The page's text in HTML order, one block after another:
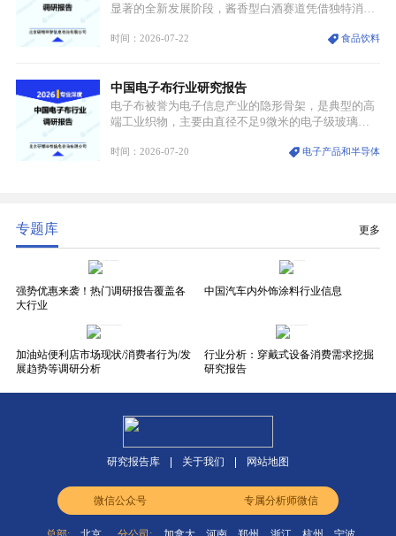
显著的全新发展阶段，酱香型白酒赛道凭借独特消费
道。贵州茅台凭借独一无二的核心产区壁垒、刚性产
业。
时间：2026-07-22 食品饮料
中国电子布行业研究报告
电子布被誉为电子信息产业的隐形骨架，是典型的高
端工业织物，主要由直径不足9微米的电子级玻璃纤
生产制造过程中不可或缺的核心基材。电子布具备高
时间：2026-07-20 电子产品和半导体
专题库 更多
强势优惠来袭！热门调研报告覆盖各
大行业
中国汽车内外饰涂料行业信息
加油站便利店市场现状/消费者行为/发
展趋势等调研分析
行业分析：穿戴式设备消费需求挖掘
研究报告
研究报告库 关于我们 网站地图
微信公众号 专属分析师微信